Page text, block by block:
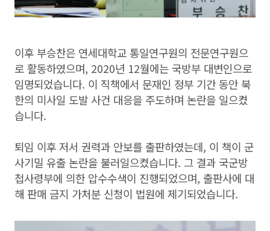
이후 부승찬은 연세대학교 통일연구원의 전문연구원으
로 활동하였으며, 2020년 12월에는 국방부 대변인으로
임명되었습니다. 이 직책에서 문재인 정부 기간 동안 북
한의 미사일 도발 사건 대응을 주도하며 논란을 일으켰
습니다.
퇴임 이후 저서 권력과 안보를 출판하였는데, 이 책이 군
사기밀 유출 논란을 불러일으켰습니다. 그 결과 국군방
첩사령부에 의한 압수수색이 진행되었으며, 출판사에 대
해 판매 금지 가처분 신청이 법원에 제기되었습니다.